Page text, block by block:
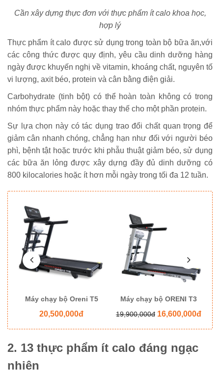
Cần xây dựng thực đơn với thực phẩm ít calo khoa học,
hợp lý
Thực phẩm ít calo được sử dụng trong toàn bộ bữa ăn,với
các công thức được quy định, yêu cầu dinh dưỡng hàng
ngày được khuyến nghị về vitamin, khoáng chất, nguyên tố
vi lượng, axit béo, protein và cân bằng điện giải.
Carbohydrate (tinh bột) có thể hoàn toàn không có trong
nhóm thực phẩm này hoặc thay thế cho một phần protein.
Sự lựa chọn này có tác dụng trao đổi chất quan trọng để
giảm cân nhanh chóng, chẳng hạn như đối với người béo
phì, bệnh tật hoặc trước khi phẫu thuật giảm béo, sử dụng
các bữa ăn lỏng được xây dựng đầy đủ dinh dưỡng có
800 kilocalories hoặc ít hơn mỗi ngày trong tối đa 12 tuần.
Máy chạy bộ Oreni T5
20,500,000đ
Máy chạy bộ ORENI T3
19,900,000đ 16,600,000đ
2. 13 thực phẩm ít calo đáng ngạc
nhiên